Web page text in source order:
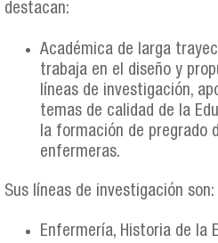
destacan:
Académica de larga
trabaja en el diseño y
líneas de investigación,
temas de calidad de la
la formación de pregrado
enfermeras.
Sus líneas de investigación son:
Enfermería, Historia de la